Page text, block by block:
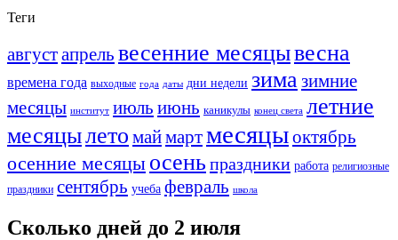
Теги
августапрель весенние месяцывесна
времена года выходные года даты дни недели зимазимние
месяцы институт июль июнь каникулы конец света летние
месяцылето маймартмесяцыоктябрь
осенние месяцы осень праздники работа религиозные
праздники сентябрь учеба февраль школа
Сколько дней до 2 июля